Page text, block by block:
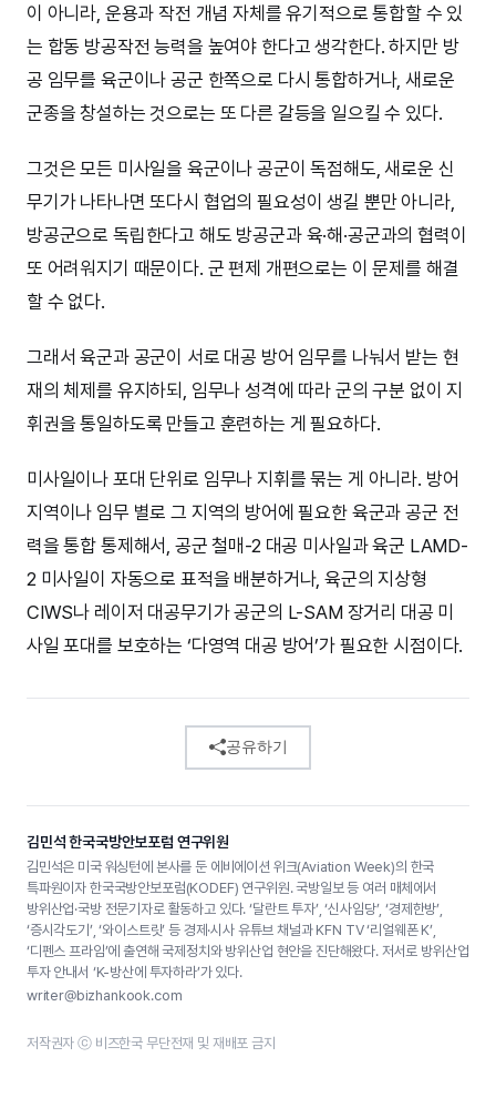
이 아니라, 운용과 작전 개념 자체를 유기적으로 통합할 수 있
는 합동 방공작전 능력을 높여야 한다고 생각한다. 하지만 방
공 임무를 육군이나 공군 한쪽으로 다시 통합하거나, 새로운
군종을 창설하는 것으로는 또 다른 갈등을 일으킬 수 있다.
그것은 모든 미사일을 육군이나 공군이 독점해도, 새로운 신
무기가 나타나면 또다시 협업의 필요성이 생길 뿐만 아니라,
방공군으로 독립한다고 해도 방공군과 육·해·공군과의 협력이
또 어려워지기 때문이다. 군 편제 개편으로는 이 문제를 해결
할 수 없다.
그래서 육군과 공군이 서로 대공 방어 임무를 나눠서 받는 현
재의 체제를 유지하되, 임무나 성격에 따라 군의 구분 없이 지
휘권을 통일하도록 만들고 훈련하는 게 필요하다.
미사일이나 포대 단위로 임무나 지휘를 묶는 게 아니라. 방어
지역이나 임무 별로 그 지역의 방어에 필요한 육군과 공군 전
력을 통합 통제해서, 공군 철매-2 대공 미사일과 육군 LAMD-
2 미사일이 자동으로 표적을 배분하거나, 육군의 지상형
CIWS나 레이저 대공무기가 공군의 L-SAM 장거리 대공 미
사일 포대를 보호하는 ‘다영역 대공 방어’가 필요한 시점이다.
공유하기
김민석 한국국방안보포럼 연구위원
김민석은 미국 워싱턴에 본사를 둔 에비에이션 위크(Aviation Week)의 한국
특파원이자 한국국방안보포럼(KODEF) 연구위원. 국방일보 등 여러 매체에서
방위산업·국방 전문기자로 활동하고 있다. ‘달란트 투자’, ‘신사임당’, ‘경제한방’,
‘증시각도기’, ‘와이스트릿’ 등 경제·시사 유튜브 채널과 KFN TV ‘리얼웨폰 K’,
‘디펜스 프라임’에 출연해 국제정치와 방위산업 현안을 진단해왔다. 저서로 방위산업
투자 안내서 ‘K-방산에 투자하라’가 있다.
writer@bizhankook.com
저작권자 ⓒ 비즈한국 무단전재 및 재배포 금지